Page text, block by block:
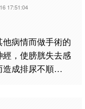
17:51:04
病情而做手術的
，使膀胱失去感
造成排尿不順…